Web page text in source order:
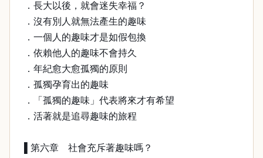
．長大以後，就會迷失幸福？
．沒有別人就無法產生的趣味
．一個人的趣味才是如假包換
．依賴他人的趣味不會持久
．年紀愈大愈孤獨的原則
．孤獨孕育出的趣味
．「孤獨的趣味」代表將來才有希望
．活著就是追尋趣味的旅程
▌第六章 社會充斥著趣味嗎？